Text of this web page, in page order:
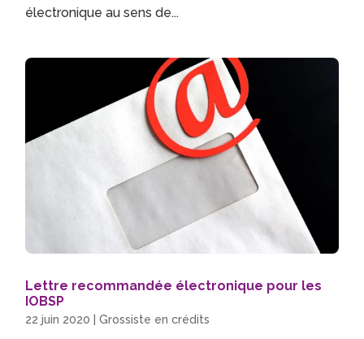
électronique au sens de...
Lettre recommandée électronique pour les
IOBSP
22 juin 2020 |Grossiste en crédits